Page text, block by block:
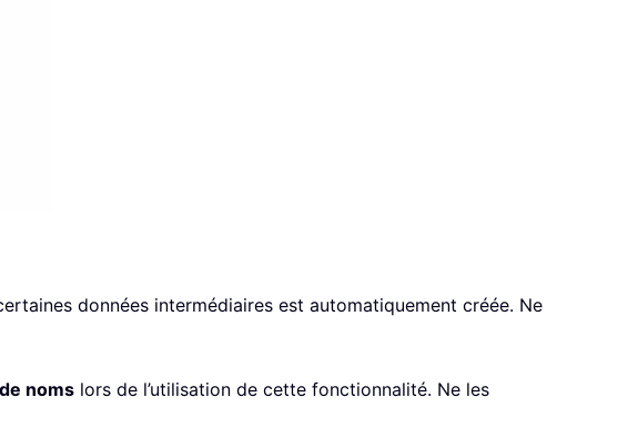
données intermédiaires est automatiquement créée. Ne
noms lors de l’utilisation de cette fonctionnalité. Ne les